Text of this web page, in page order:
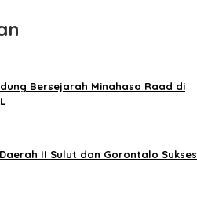
Bersejarah Minahasa Raad di
II Sulut dan Gorontalo Sukses